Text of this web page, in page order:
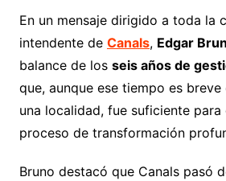
En un mensaje dirigido a toda la
intendente de Canals, Edgar
balance de los seis años de
que, aunque ese tiempo es
una localidad, fue suficiente para
proceso de transformación
Bruno destacó que Canals pasó